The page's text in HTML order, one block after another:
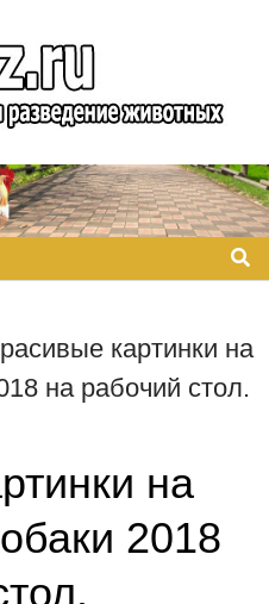
картинки на
на рабочий стол.
на
2018